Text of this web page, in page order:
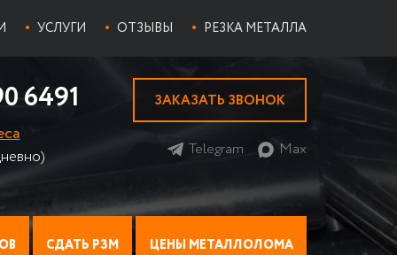
УСЛУГИ ОТЗЫВЫ РЕЗКА МЕТАЛЛА
6491 ЗАКАЗАТЬ ЗВОНОК
Telegram Max
СДАТЬ РЗМ ЦЕНЫ МЕТАЛЛОЛОМА